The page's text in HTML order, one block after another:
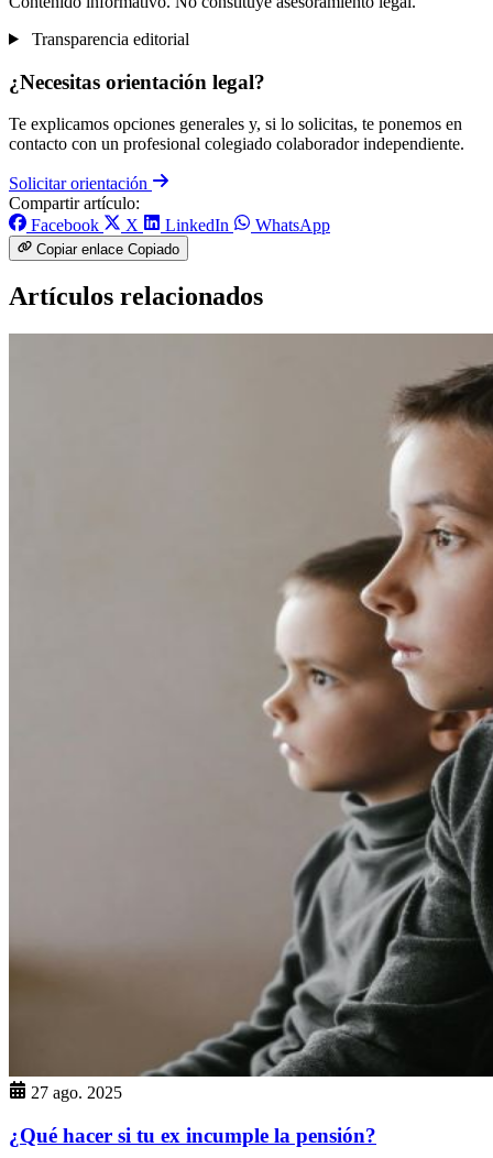
Transparencia editorial
¿Necesitas orientación legal?
Te explicamos opciones generales y, si lo solicitas, te ponemos en
contacto con un profesional colegiado colaborador independiente.
Solicitar orientación
Compartir artículo:
Facebook
X LinkedIn WhatsApp
Copiar enlace Copiado
Artículos relacionados
27 ago. 2025
¿Qué hacer si tu ex incumple la pensión?